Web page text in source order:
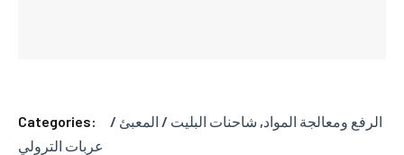
Categories: الرفع ومعالجة المواد, شاحنات البليت / المعبئ /
عربات الترولي